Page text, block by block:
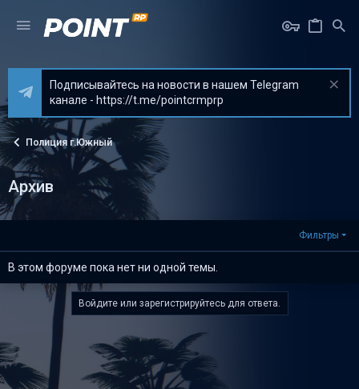
Подписывайтесь на новости в нашем Telegram
канале - https://t.me/pointcrmprp
Полиция г.Южный
Архив
Фильтры
В этом форуме пока нет ни одной темы.
Войдите или зарегистрируйтесь для ответа.